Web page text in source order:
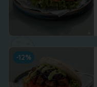
-12%